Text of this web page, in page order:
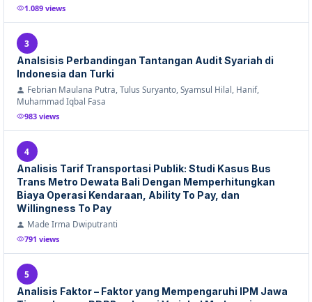
1.089 views
3
Analsisis Perbandingan Tantangan Audit Syariah di
Indonesia dan Turki
Febrian Maulana Putra, Tulus Suryanto, Syamsul Hilal, Hanif,
Muhammad Iqbal Fasa
983 views
4
Analisis Tarif Transportasi Publik: Studi Kasus Bus
Trans Metro Dewata Bali Dengan Memperhitungkan
Biaya Operasi Kendaraan, Ability To Pay, dan
Willingness To Pay
Made Irma Dwiputranti
791 views
5
Analisis Faktor – Faktor yang Mempengaruhi IPM Jawa